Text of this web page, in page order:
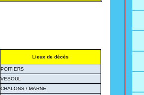
Lieux de décès
POITIERS
VESOUL
CHALONS / MARNE